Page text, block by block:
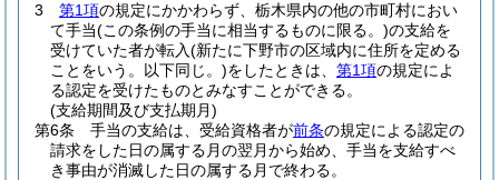
3
第1項の規定にかかわらず、栃木県内の他の市町村におい
て手当(この条例の手当に相当するものに限る。)の支給を
受けていた者が転入(新たに下野市の区域内に住所を定める
ことをいう。以下同じ。)をしたときは、 第1項の規定によ
る認定を受けたものとみなすことができる。
(支給期間及び支払期月)
第6条
手当の支給は、受給資格者が前条の規定による認定の
請求をした日の属する月の翌月から始め、手当を支給すべ
き事由が消滅した日の属する月で終わる。